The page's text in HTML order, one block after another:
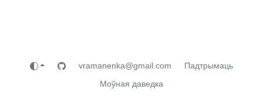
vramanenka@gmail.com
Падтрымаць
Моўная даведка